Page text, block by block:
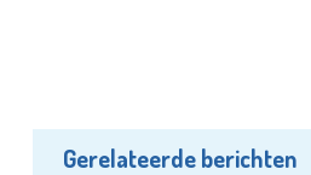
Gerelateerde berichten